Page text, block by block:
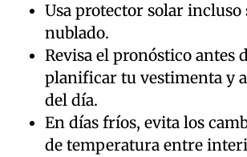
Usa protector solar incluso
nublado.
Revisa el pronóstico antes
planificar tu vestimenta y
del día.
En días fríos, evita los
de temperatura entre